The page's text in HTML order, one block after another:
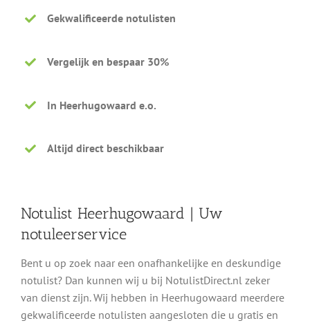
Gekwalificeerde notulisten
Vergelijk en bespaar 30%
In Heerhugowaard e.o.
Altijd direct beschikbaar
Notulist Heerhugowaard | Uw
notuleerservice
Bent u op zoek naar een onafhankelijke en deskundige
notulist? Dan kunnen wij u bij NotulistDirect.nl zeker
van dienst zijn. Wij hebben in Heerhugowaard meerdere
gekwalificeerde notulisten aangesloten die u gratis en